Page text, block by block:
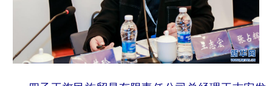
地方频道
北京 天津 河北 山西